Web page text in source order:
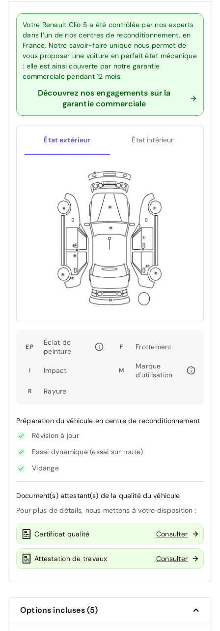
Votre Renault Clio 5 a été contrôlée par nos experts
dans l’un de nos centres de reconditionnement, en
France. Notre savoir-faire unique nous permet de
vous proposer une voiture en parfait état mécanique
: elle est ainsi couverte par notre garantie
commerciale pendant 12 mois.
Découvrez nos engagements sur la
garantie commerciale
État extérieur État intérieur
EP
Éclat de
peinture
F Frottement
I Impact M
Marque
d'utilisation
R Rayure
Préparation du véhicule en centre de reconditionnement
Révision à jour
Essai dynamique (essai sur route)
Vidange
Document(s) attestant(s) de la qualité du véhicule
Pour plus de détails, nous mettons à votre disposition :
Certificat qualité Consulter
Attestation de travaux Consulter
Options incluses (5)